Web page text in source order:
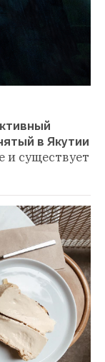
в Якутии
и существует